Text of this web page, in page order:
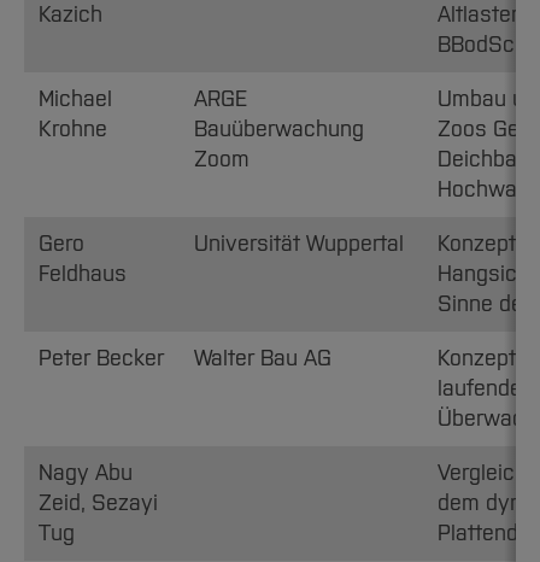
Kazich
Michael
Krohne
ARGE
Bauüberwachung
Zoom
Umbau
Zoos
Gero
Feldhaus
Universität Wuppertal
Sinne der
Peter Becker Walter Bau AG
Konzept
laufender
Nagy Abu
Zeid, Sezayi
Tug
dem